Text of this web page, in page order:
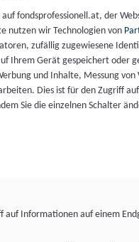
fondsprofessionell.at, der
nutzen wir Technologien von
zufällig zugewiesene
Ihrem Gerät gespeichert oder
und Inhalte, Messung
Dies ist für den Zugriff
Sie die einzelnen Schalter
auf Informationen auf einem